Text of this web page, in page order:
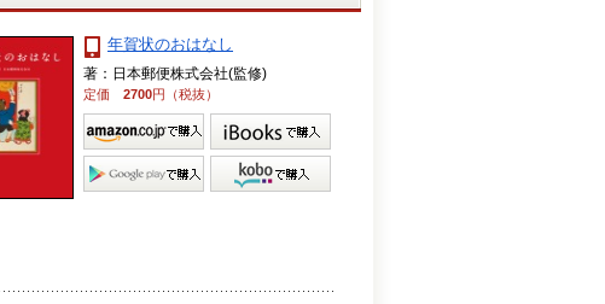
年賀状のおはなし
著：日本郵便株式会社(監修)
定価 2700円（税抜）